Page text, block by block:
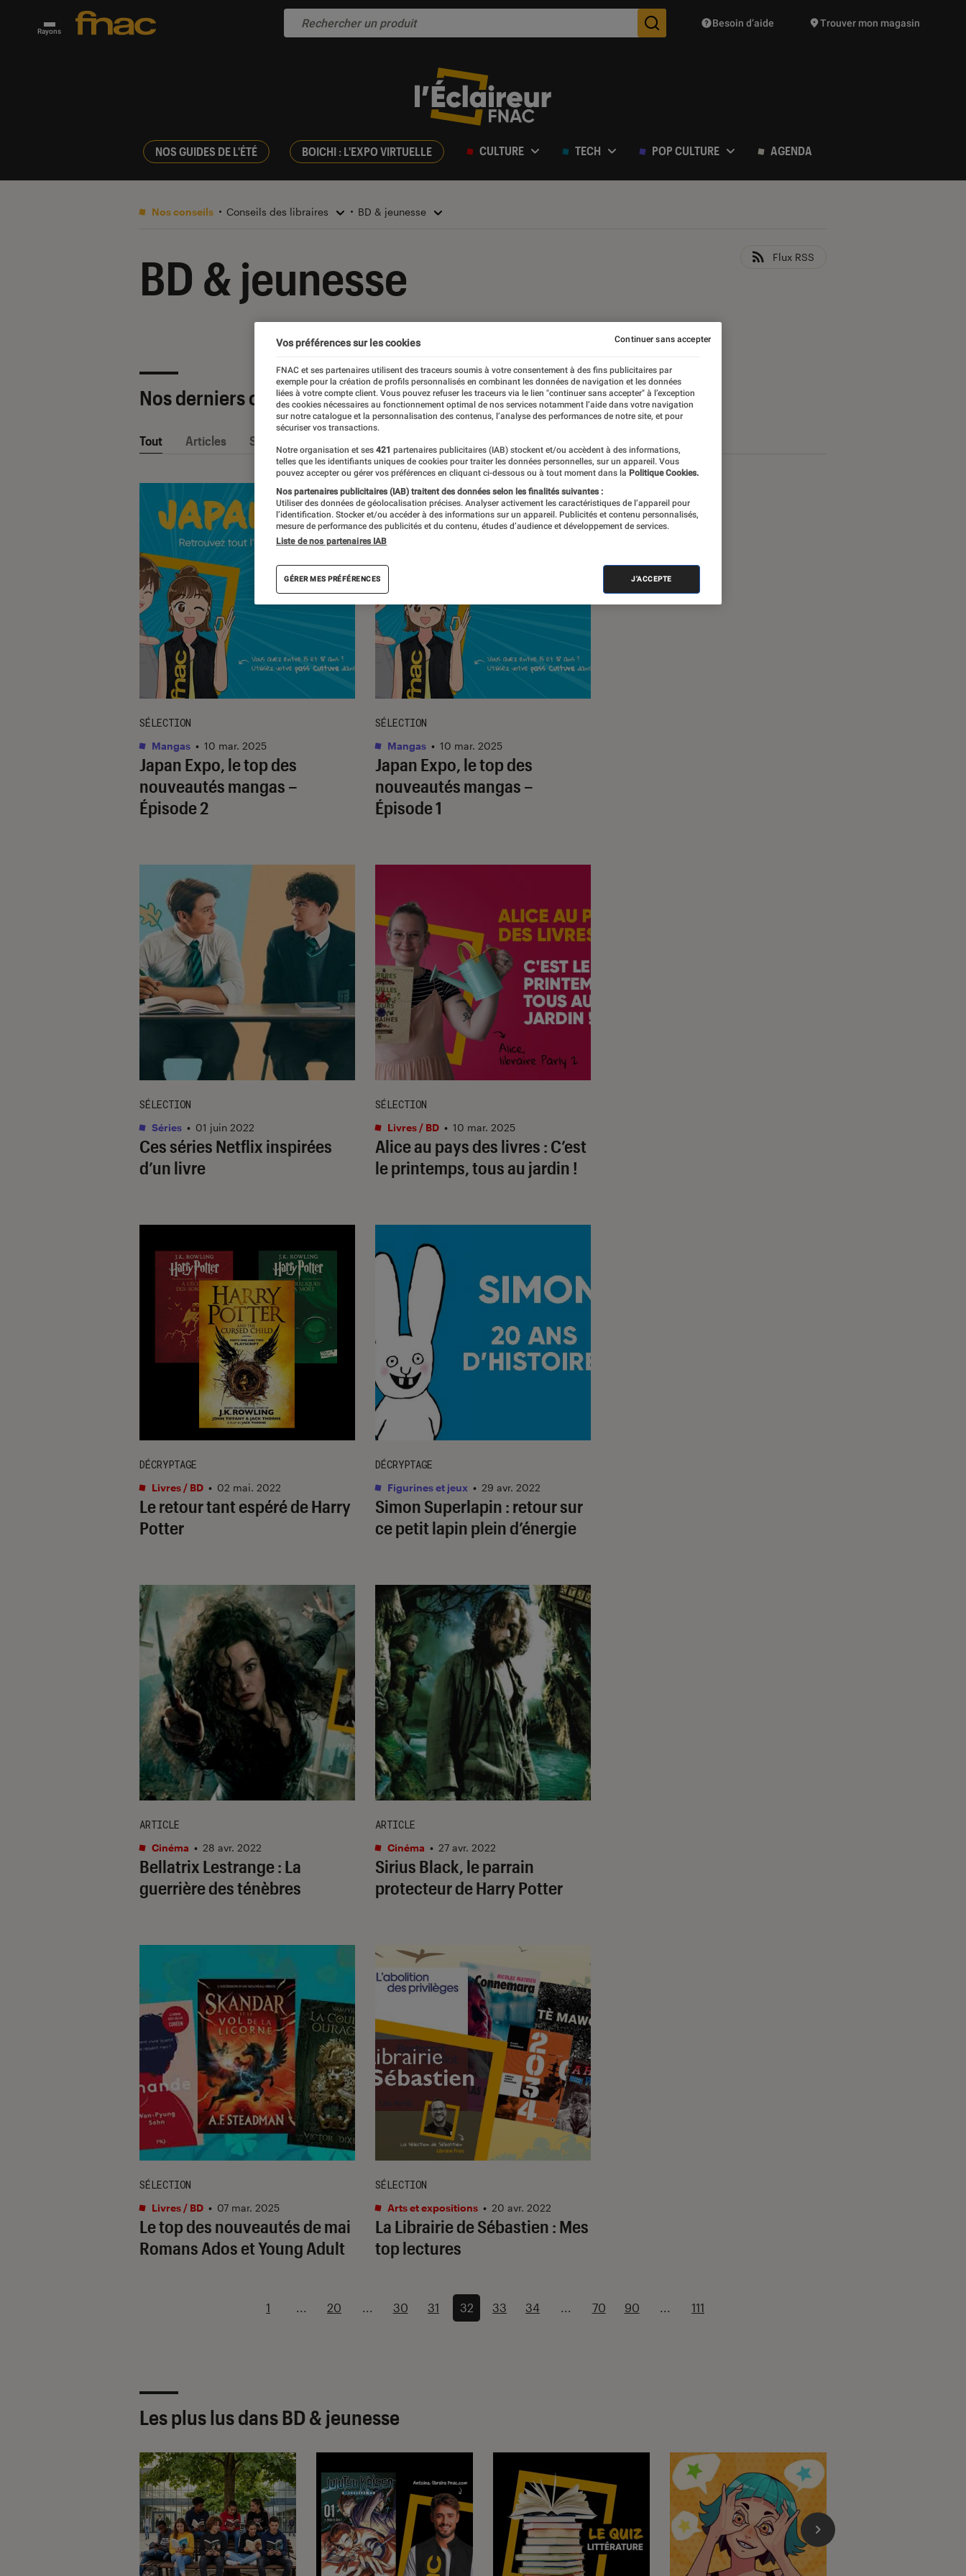
Rayons Des suggestions de produits vont vous être proposées
Besoin d’aide Trouver mon magasin
NOS GUIDES DE L'ÉTÉ BOICHI : L'EXPO VIRTUELLE CULTURE TECH POP CULTURE AGENDA
Nos conseils Conseils des libraires BD & jeunesse
BD & jeunesse Flux RSS
Nos derniers contenus
Tout Articles Sélections et guides
Japan Expo, le top des
nouveautés mangas –
Épisode 2
SÉLECTION
Mangas • 10 mar. 2025
Japan Expo, le top des
nouveautés mangas –
Épisode 1
SÉLECTION
Mangas • 10 mar. 2025
Ces séries Netflix inspirées
d’un livre
SÉLECTION
Séries • 01 juin 2022
Alice au pays des livres : C’est
le printemps, tous au jardin !
SÉLECTION
Livres / BD • 10 mar. 2025
Le retour tant espéré de Harry
Potter
DÉCRYPTAGE
Livres / BD • 02 mai. 2022
Simon Superlapin : retour sur
ce petit lapin plein d’énergie
DÉCRYPTAGE
Figurines et jeux • 29 avr. 2022
Bellatrix Lestrange : La
guerrière des ténèbres
ARTICLE
Cinéma • 28 avr. 2022
Sirius Black, le parrain
protecteur de Harry Potter
ARTICLE
Cinéma • 27 avr. 2022
Le top des nouveautés de mai
Romans Ados et Young Adult
SÉLECTION
Livres / BD • 07 mar. 2025
La Librairie de Sébastien : Mes
top lectures
SÉLECTION
Arts et expositions • 20 avr. 2022
1 ... 20 ... 30 31 32 33 34 ... 70 90 ... 111
Les plus lus dans BD & jeunesse
Vos préférences sur les cookies
FNAC et ses partenaires utilisent des traceurs soumis à votre consentement à des fins publicitaires par
exemple pour la création de profils personnalisés en combinant les données de navigation et les données
liées à votre compte client. Vous pouvez refuser les traceurs via le lien "continuer sans accepter" à l’exception
des cookies nécessaires au fonctionnement optimal de nos services notamment l’aide dans votre navigation
sur notre catalogue et la personnalisation des contenus, l’analyse des performances de notre site, et pour
sécuriser vos transactions.
Notre organisation et ses 421 partenaires publicitaires (IAB) stockent et/ou accèdent à des informations,
telles que les identifiants uniques de cookies pour traiter les données personnelles, sur un appareil. Vous
pouvez accepter ou gérer vos préférences en cliquant ci-dessous ou à tout moment dans la Politique Cookies.
Nos partenaires publicitaires (IAB) traitent des données selon les finalités suivantes :
Utiliser des données de géolocalisation précises. Analyser activement les caractéristiques de l’appareil pour
l’identification. Stocker et/ou accéder à des informations sur un appareil. Publicités et contenu personnalisés,
mesure de performance des publicités et du contenu, études d’audience et développement de services.
Liste de nos partenaires IAB
GÉRER MES PRÉFÉRENCES J'ACCEPTE
Continuer sans accepter